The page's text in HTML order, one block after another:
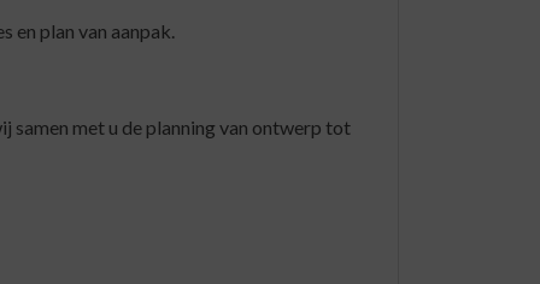
en plan van aanpak.
met u de planning van ontwerp tot